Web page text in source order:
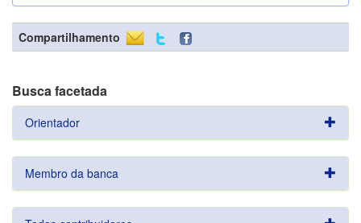
Compartilhamento
Busca facetada
Orientador
Membro da banca